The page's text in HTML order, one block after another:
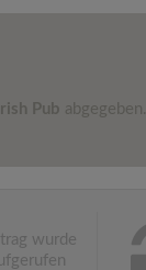
Pub abgegeben.
wurde